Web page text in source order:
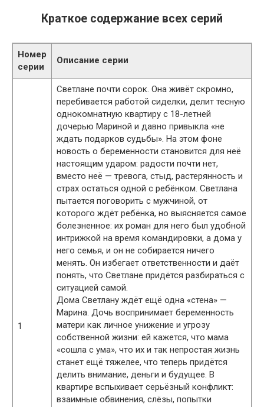
Краткое содержание всех серий
Номер
серии
Описание серии
1
Светлане почти сорок. Она живёт скромно,
перебивается работой сиделки, делит тесную
однокомнатную квартиру с 18-летней
дочерью Мариной и давно привыкла «не
ждать подарков судьбы». На этом фоне
новость о беременности становится для неё
настоящим ударом: радости почти нет,
вместо неё — тревога, стыд, растерянность и
страх остаться одной с ребёнком. Светлана
пытается поговорить с мужчиной, от
которого ждёт ребёнка, но выясняется самое
болезненное: их роман для него был удобной
интрижкой на время командировки, а дома у
него семья, и он не собирается ничего
менять. Он избегает ответственности и даёт
понять, что Светлане придётся разбираться с
ситуацией самой.
Дома Светлану ждёт ещё одна «стена» —
Марина. Дочь воспринимает беременность
матери как личное унижение и угрозу
собственной жизни: ей кажется, что мама
«сошла с ума», что их и так непростая жизнь
станет ещё тяжелее, что теперь придётся
делить внимание, деньги и будущее. В
квартире вспыхивает серьёзный конфликт:
взаимные обвинения, слёзы, попытки